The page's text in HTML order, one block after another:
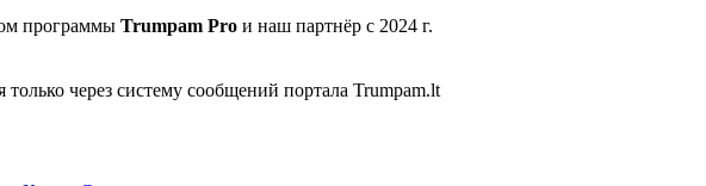
программы Trumpam Pro и наш партнёр с 2024 г.
через систему сообщений портала Trumpam.lt